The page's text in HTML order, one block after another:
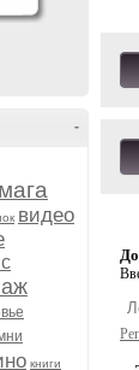
-
видео
книги